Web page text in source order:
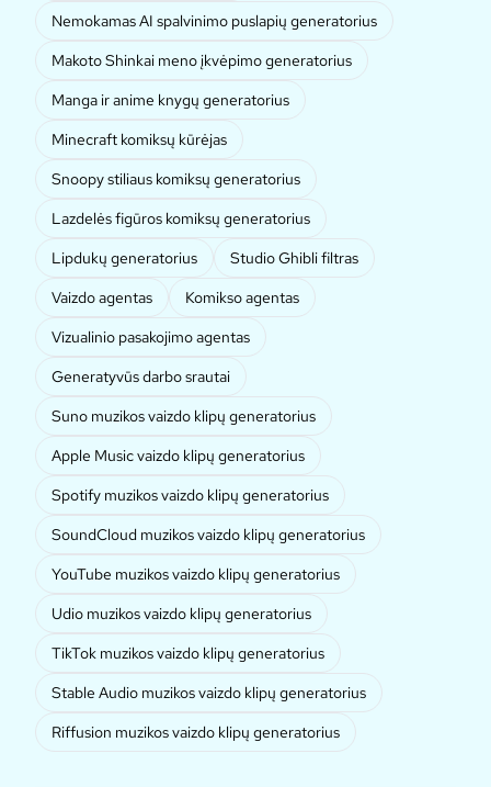
Nemokamas AI spalvinimo puslapių generatorius
Makoto Shinkai meno įkvėpimo generatorius
Manga ir anime knygų generatorius
Minecraft komiksų kūrėjas
Snoopy stiliaus komiksų generatorius
Lazdelės figūros komiksų generatorius
Lipdukų generatorius
Studio Ghibli filtras
Vaizdo agentas
Komikso agentas
Vizualinio pasakojimo agentas
Generatyvūs darbo srautai
Suno muzikos vaizdo klipų generatorius
Apple Music vaizdo klipų generatorius
Spotify muzikos vaizdo klipų generatorius
SoundCloud muzikos vaizdo klipų generatorius
YouTube muzikos vaizdo klipų generatorius
Udio muzikos vaizdo klipų generatorius
TikTok muzikos vaizdo klipų generatorius
Stable Audio muzikos vaizdo klipų generatorius
Riffusion muzikos vaizdo klipų generatorius